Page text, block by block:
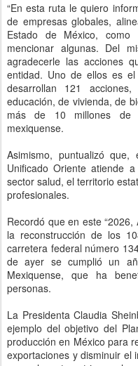
“En esta ruta le quiero
de empresas globales,
Estado de México, como
mencionar algunas. Del
agradecerle las acciones
entidad. Uno de ellos es
desarrollan 121
educación, de vivienda, de
más de 10 millones de
mexiquense.
Asimismo, puntualizó
Unificado Oriente atiende
sector salud, el territorio
profesionales.
Recordó que en este
la reconstrucción de los
carretera federal número
de ayer se cumplió un
Mexiquense, que ha
personas.
La Presidenta Claudia
ejemplo del objetivo del
producción en México para
exportaciones y disminuir el